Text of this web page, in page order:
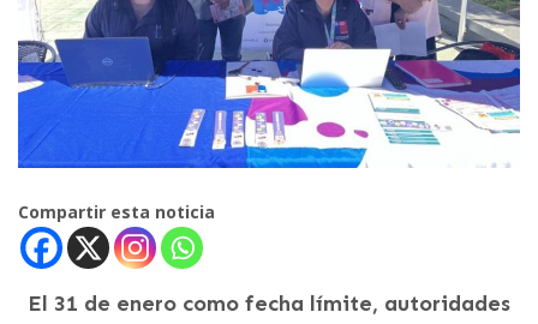
Compartir esta noticia
El 31 de enero como fecha límite, autoridades